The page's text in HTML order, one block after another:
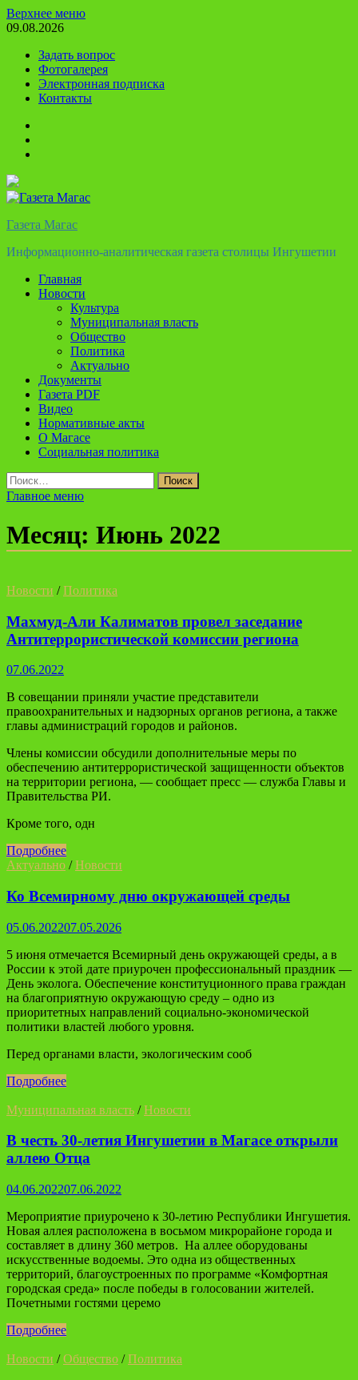
Перейти
к
Верхнее меню
09.08.2026
Задать вопрос
Фотогалерея
Электронная подписка
Контакты
Газета Магас
Информационно-аналитическая газета столицы Ингушетии
Главная
Новости
Культура
Муниципальная власть
Общество
Политика
Актуально
Документы
Газета PDF
Видео
Нормативные акты
О Магасе
Социальная политика
Найти:
Главное меню
Месяц: Июнь 2022
Новости /Политика
Махмуд-Али Калиматов провел заседание
Антитеррористической комиссии региона
07.06.2022
В совещании приняли участие представители
правоохранительных и надзорных органов региона, а также
главы администраций городов и районов.
Члены комиссии обсудили дополнительные меры по
обеспечению антитеррористической защищенности объектов
на территории региона, — сообщает пресс — служба Главы и
Правительства РИ.
Кроме того, одн
Подробнее
Актуально /Новости
Ко Всемирному дню окружающей среды
05.06.202207.05.2026
5 июня отмечается Всемирный день окружающей среды, а в
России к этой дате приурочен профессиональный праздник —
День эколога. Обеспечение конституционного права граждан
на благоприятную окружающую среду – одно из
приоритетных направлений социально-экономической
политики властей любого уровня.
Перед органами власти, экологическим сооб
Подробнее
Муниципальная власть /Новости
В честь 30-летия Ингушетии в Магасе открыли
аллею Отца
04.06.202207.06.2022
Мероприятие приурочено к 30-летию Республики Ингушетия.
Новая аллея расположена в восьмом микрорайоне города и
составляет в длину 360 метров. На аллее оборудованы
искусственные водоемы. Это одна из общественных
территорий, благоустроенных по программе «Комфортная
городская среда» после победы в голосовании жителей.
Почетными гостями церемо
Подробнее
Новости /Общество /Политика